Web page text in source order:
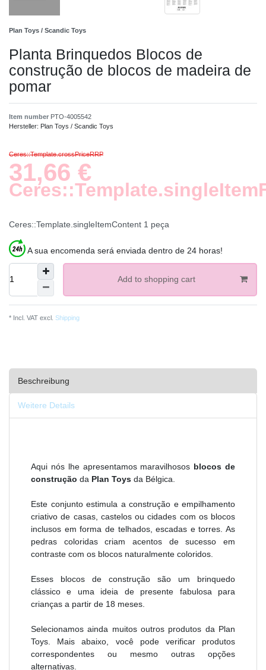
Plan Toys / Scandic Toys
Planta Brinquedos Blocos de
construção de blocos de madeira de
pomar
Item number PTO-4005542
Hersteller: Plan Toys / Scandic Toys
Ceres::Template.crossPriceRRP
31,66 €
Ceres::Template.singleItemContent 1 peça
A sua encomenda será enviada dentro de 24 horas!
Add to shopping cart
* Incl. VAT excl. Shipping
Beschreibung
Weitere Details
Aqui nós lhe apresentamos maravilhosos blocos de
construção da Plan Toys da Bélgica.
Este conjunto estimula a construção e empilhamento
criativo de casas, castelos ou cidades com os blocos
inclusos em forma de telhados, escadas e torres. As
pedras coloridas criam acentos de sucesso em
contraste com os blocos naturalmente coloridos.
Esses blocos de construção são um brinquedo
clássico e uma ideia de presente fabulosa para
crianças a partir de 18 meses.
Selecionamos ainda muitos outros produtos da Plan
Toys. Mais abaixo, você pode verificar produtos
correspondentes ou mesmo outras opções
alternativas.